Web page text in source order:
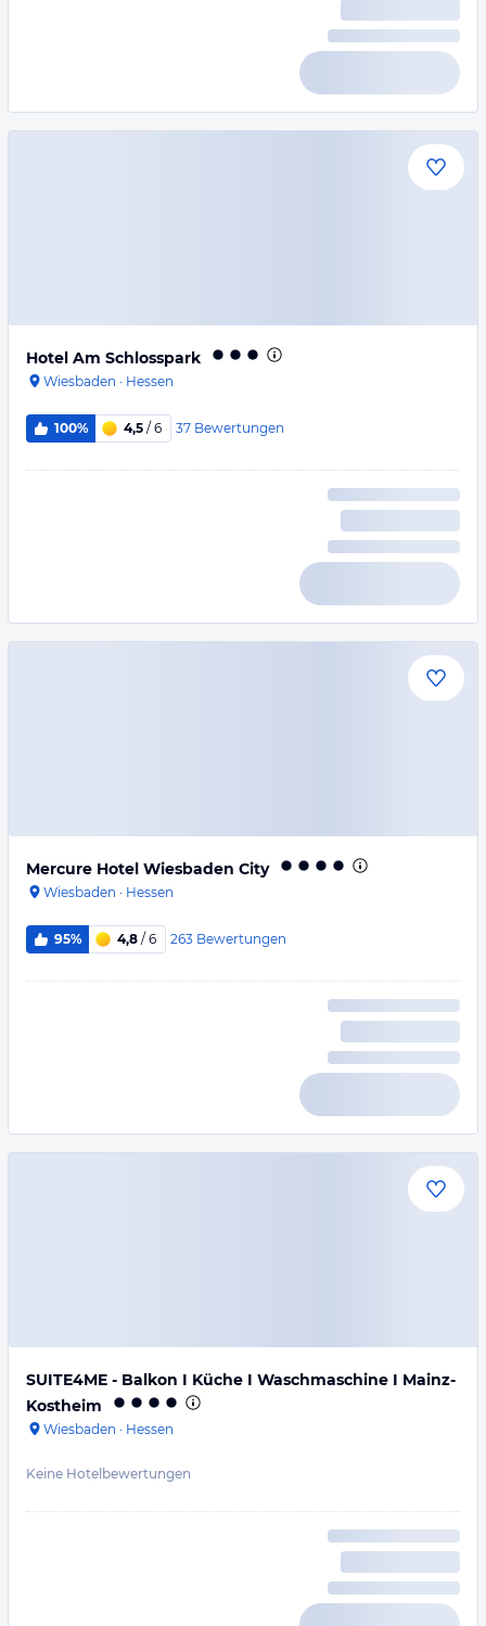
Hotel Am Schlosspark
Wiesbaden · Hessen
100% 4,5 / 6 37 Bewertungen
Mercure Hotel Wiesbaden City
Wiesbaden · Hessen
95% 4,8 / 6 263 Bewertungen
SUITE4ME - Balkon I Küche I Waschmaschine I Mainz-
Kostheim
Wiesbaden · Hessen
Keine Hotelbewertungen